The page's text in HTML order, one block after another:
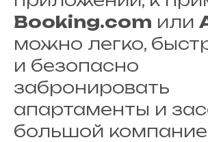
Booking.com или
можно легко,
и безопасно
забронировать
апартаменты и
большой